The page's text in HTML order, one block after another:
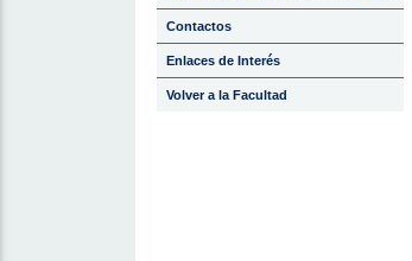
Contactos
Enlaces de Interés
Volver a la Facultad